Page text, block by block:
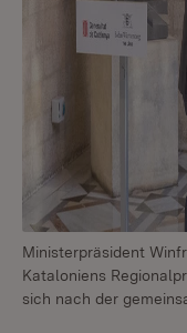
Ministerpräsident
Kataloniens
sich nach der